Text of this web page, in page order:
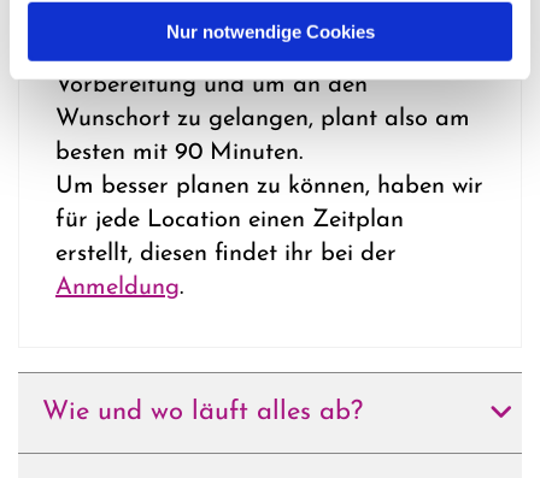
Nur notwendige Cookies
Pfarrperson geben, zwischen Gespräch
Vorbereitung und um an den
Wunschort zu gelangen, plant also am
besten mit 90 Minuten.
Um besser planen zu können, haben wir
für jede Location einen Zeitplan
erstellt, diesen findet ihr bei der
Anmeldung.
Wie und wo läuft alles ab?